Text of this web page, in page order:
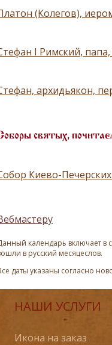
(Колегов),
I Римский,
архидьякон,
святых,
Киево-
календарь включает в
в русский месяцеслов.
даты указаны согласно
НАШИ УСЛУГИ
Икона на заказ